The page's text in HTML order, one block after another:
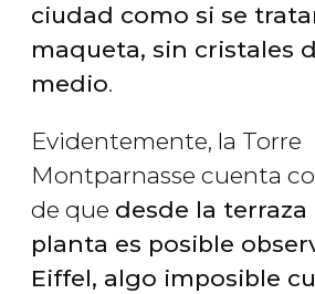
ciudad como si se
maqueta, sin cristales
medio.
Evidentemente, la Torre
Montparnasse cuenta
de que desde la
planta es posible
Eiffel, algo imposible